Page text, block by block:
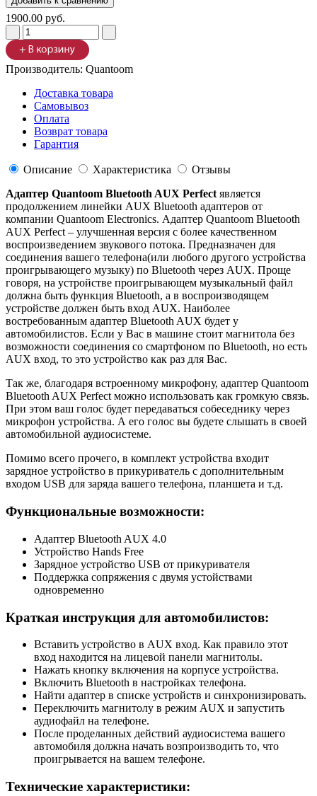
1900.00 руб.
Производитель: Quantoom
Доставка товара
Самовывоз
Оплата
Возврат товара
Гарантия
Описание Характеристика
Отзывы
Адаптер Quantoom Bluetooth AUX Perfectявляется
продолжением линейки AUX Bluetooth адаптеров от
компании Quantoom Electronics. Адаптер Quantoom Bluetooth
AUX Perfect – улучшенная версия с более качественном
воспроизведением звукового потока. Предназначен для
соединения вашего телефона(или любого другого устройства
проигрывающего музыку) по Bluetooth через AUX. Проще
говоря, на устройстве проигрывающем музыкальный файл
должна быть функция Bluetooth, а в воспроизводящем
устройстве должен быть вход AUX. Наиболее
востребованным адаптер Bluetooth AUX будет у
автомобилистов. Если у Вас в машине стоит магнитола без
возможности соединения со смартфоном по Bluetooth, но есть
AUX вход, то это устройство как раз для Вас.
Так же, благодаря встроенному микрофону, адаптер Quantoom
Bluetooth AUX Perfect можно использовать как громкую связь.
При этом ваш голос будет передаваться собеседнику через
микрофон устройства. А его голос вы будете слышать в своей
автомобильной аудиосистеме.
Помимо всего прочего, в комплект устройства входит
зарядное устройство в прикуриватель с дополнительным
входом USB для заряда вашего телефона, планшета и т.д.
Функциональные возможности:
Адаптер Bluetooth AUX 4.0
Устройство Hands Free
Зарядное устройство USB от прикуривателя
Поддержка сопряжения с двумя устойствами
одновременно
Краткая инструкция для автомобилистов:
Вставить устройство в AUX вход. Как правило этот
вход находится на лицевой панели магнитолы.
Нажать кнопку включения на корпусе устройства.
Включить Bluetooth в настройках телефона.
Найти адаптер в списке устройств и синхронизировать.
Переключить магнитолу в режим AUX и запустить
аудиофайл на телефоне.
После проделанных действий аудиосистема вашего
автомобиля должна начать возпроизводить то, что
проигрывается на вашем телефоне.
Технические характеристики: